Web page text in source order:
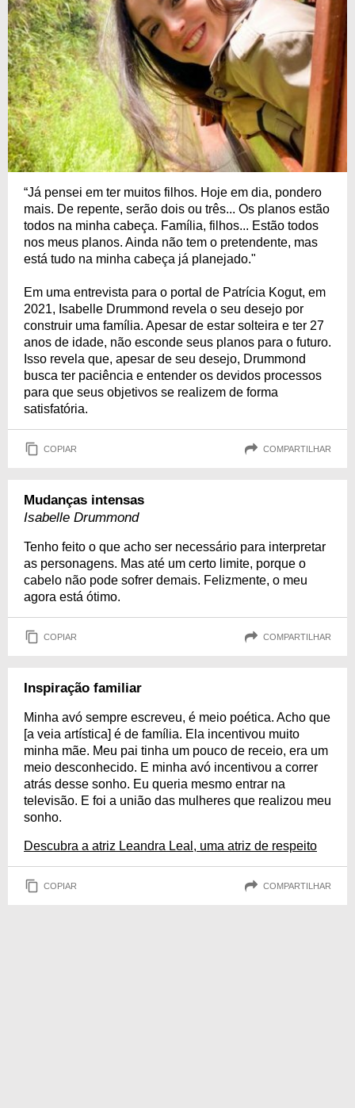
“Já pensei em ter muitos filhos. Hoje em dia, pondero
mais. De repente, serão dois ou três... Os planos estão
todos na minha cabeça. Família, filhos... Estão todos
nos meus planos. Ainda não tem o pretendente, mas
está tudo na minha cabeça já planejado."
Em uma entrevista para o portal de Patrícia Kogut, em
2021, Isabelle Drummond revela o seu desejo por
construir uma família. Apesar de estar solteira e ter 27
anos de idade, não esconde seus planos para o futuro.
Isso revela que, apesar de seu desejo, Drummond
busca ter paciência e entender os devidos processos
para que seus objetivos se realizem de forma
satisfatória.
COPIAR COMPARTILHAR
Mudanças intensas
Isabelle Drummond
Tenho feito o que acho ser necessário para interpretar
as personagens. Mas até um certo limite, porque o
cabelo não pode sofrer demais. Felizmente, o meu
agora está ótimo.
COPIAR COMPARTILHAR
Inspiração familiar
Minha avó sempre escreveu, é meio poética. Acho que
[a veia artística] é de família. Ela incentivou muito
minha mãe. Meu pai tinha um pouco de receio, era um
meio desconhecido. E minha avó incentivou a correr
atrás desse sonho. Eu queria mesmo entrar na
televisão. E foi a união das mulheres que realizou meu
sonho.
Descubra a atriz Leandra Leal, uma atriz de respeito
COPIAR COMPARTILHAR